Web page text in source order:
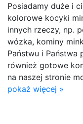
Posiadamy duże i
kolorowe kocyki
innych rzeczy, np.
wózka, kominy
Państwu i Państwa
również gotowe
na naszej stronie
pokaż więcej »